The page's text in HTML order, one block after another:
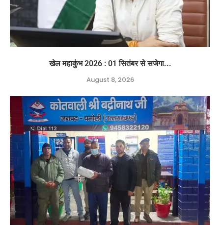
खेल महाकुंभ 2026 : 01 सितंबर से सजेगा...
August 8, 2026